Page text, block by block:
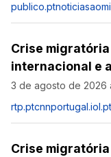
publico.pt
Crise
internacional e
3 de agosto de 2026
rtp.ptcnnportugal.iol.pt
Crise